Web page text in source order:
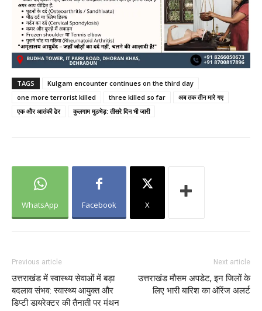
TAGS
Kulgam encounter continues on the third day
one more terrorist killed
three killed so far
अब तक तीन मारे गए
एक और आतंकी ढेर
कुलगाम मुठभेड़: तीसरे दिन भी जारी
WhatsApp Facebook X
Previous article
उत्तराखंड में स्वास्थ्य सेवाओं में बड़ा
बदलाव संभव: स्वास्थ्य आयुक्त और
डिप्टी डायरेक्टर की तैनाती पर मंथन
Next article
उत्तराखंड मौसम अपडेट, इन जिलों के
लिए भारी बारिश का ऑरेंज अलर्ट